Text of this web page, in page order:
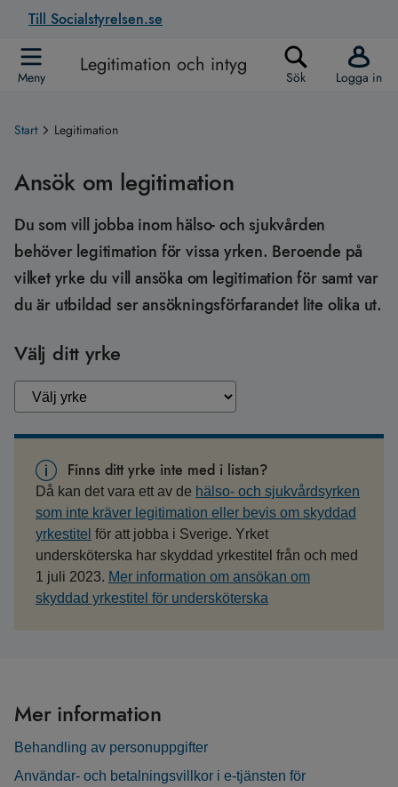
Till Socialstyrelsen.se
Meny Legitimation och intyg Sök Logga in
Start Legitimation
Ansök om legitimation
Du som vill jobba inom hälso- och sjukvården
behöver legitimation för vissa yrken. Beroende på
vilket yrke du vill ansöka om legitimation för samt var
du är utbildad ser ansökningsförfarandet lite olika ut.
Välj ditt yrke
Finns ditt yrke inte med i listan?
Då kan det vara ett av de hälso- och sjukvårdsyrken
som inte kräver legitimation eller bevis om skyddad
yrkestitel för att jobba i Sverige. Yrket
undersköterska har skyddad yrkestitel från och med
1 juli 2023. Mer information om ansökan om
skyddad yrkestitel för undersköterska
Mer information
Behandling av personuppgifter
Användar- och betalningsvillkor i e-tjänsten för